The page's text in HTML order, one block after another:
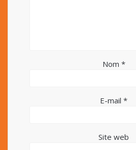
Nom *
E-mail *
Site web